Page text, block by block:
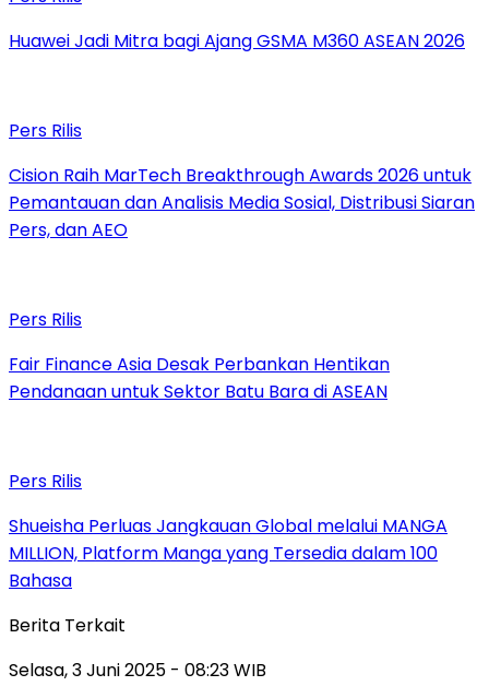
Huawei Jadi Mitra bagi Ajang GSMA M360 ASEAN 2026
Pers Rilis
Cision Raih MarTech Breakthrough Awards 2026 untuk
Pemantauan dan Analisis Media Sosial, Distribusi Siaran
Pers, dan AEO
Pers Rilis
Fair Finance Asia Desak Perbankan Hentikan
Pendanaan untuk Sektor Batu Bara di ASEAN
Pers Rilis
Shueisha Perluas Jangkauan Global melalui MANGA
MILLION, Platform Manga yang Tersedia dalam 100
Bahasa
Berita Terkait
Selasa, 3 Juni 2025 - 08:23 WIB